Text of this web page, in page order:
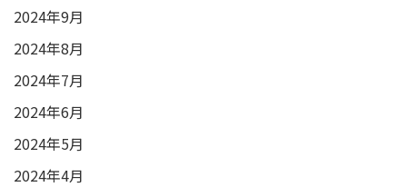
2024年9月
2024年8月
2024年7月
2024年6月
2024年5月
2024年4月